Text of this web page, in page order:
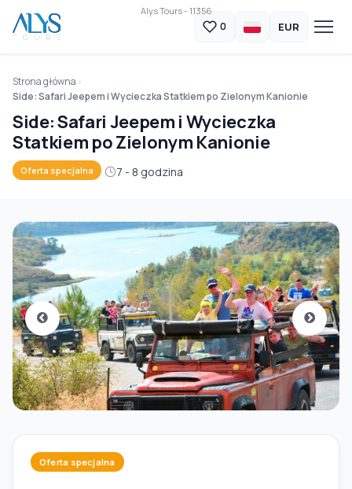
Alys Tours - 11356
0 EUR
Strona główna
Side: Safari Jeepem i Wycieczka Statkiem po Zielonym Kanionie
Side: Safari Jeepem i Wycieczka
Statkiem po Zielonym Kanionie
Oferta specjalna 7 - 8 godzina
Oferta specjalna